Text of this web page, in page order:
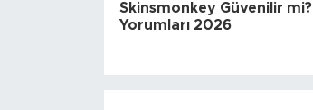
Skinsmonkey Güvenilir mi?
Yorumları 2026